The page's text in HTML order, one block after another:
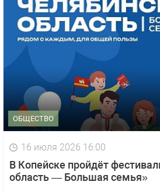
ОБЩЕСТВО
16 июля 2026 16:00
В Копейске пройдёт
область — Большая семья»